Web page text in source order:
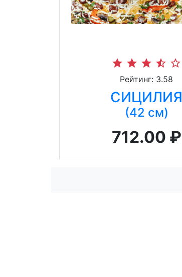
star star star star_half star_border
Рейтинг: 3.58
СИЦИЛИЯ
(42 см)
712.00 ₽